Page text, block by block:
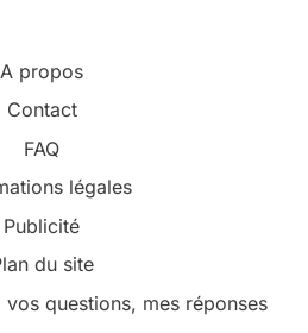
A propos
Contact
FAQ
légales
Publicité
du site
questions, mes réponses